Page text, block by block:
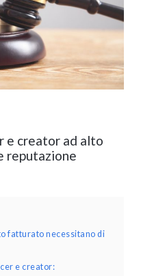
e creator ad alto
reputazione
fatturato necessitano di
e creator: